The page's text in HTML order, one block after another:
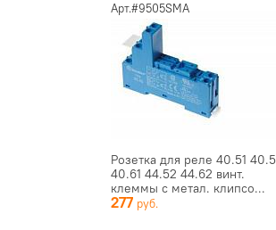
Арт.#9505SMA
Розетка для реле 40.51
40.61 44.52 44.62 винт.
клеммы с метал. клипсо...
277